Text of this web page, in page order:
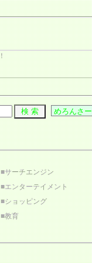
■サーチエンジン
■エンターテイメント
■ショッピング
■教育